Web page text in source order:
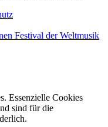
Festival der Weltmusik
Essenzielle Cookies
sind für die